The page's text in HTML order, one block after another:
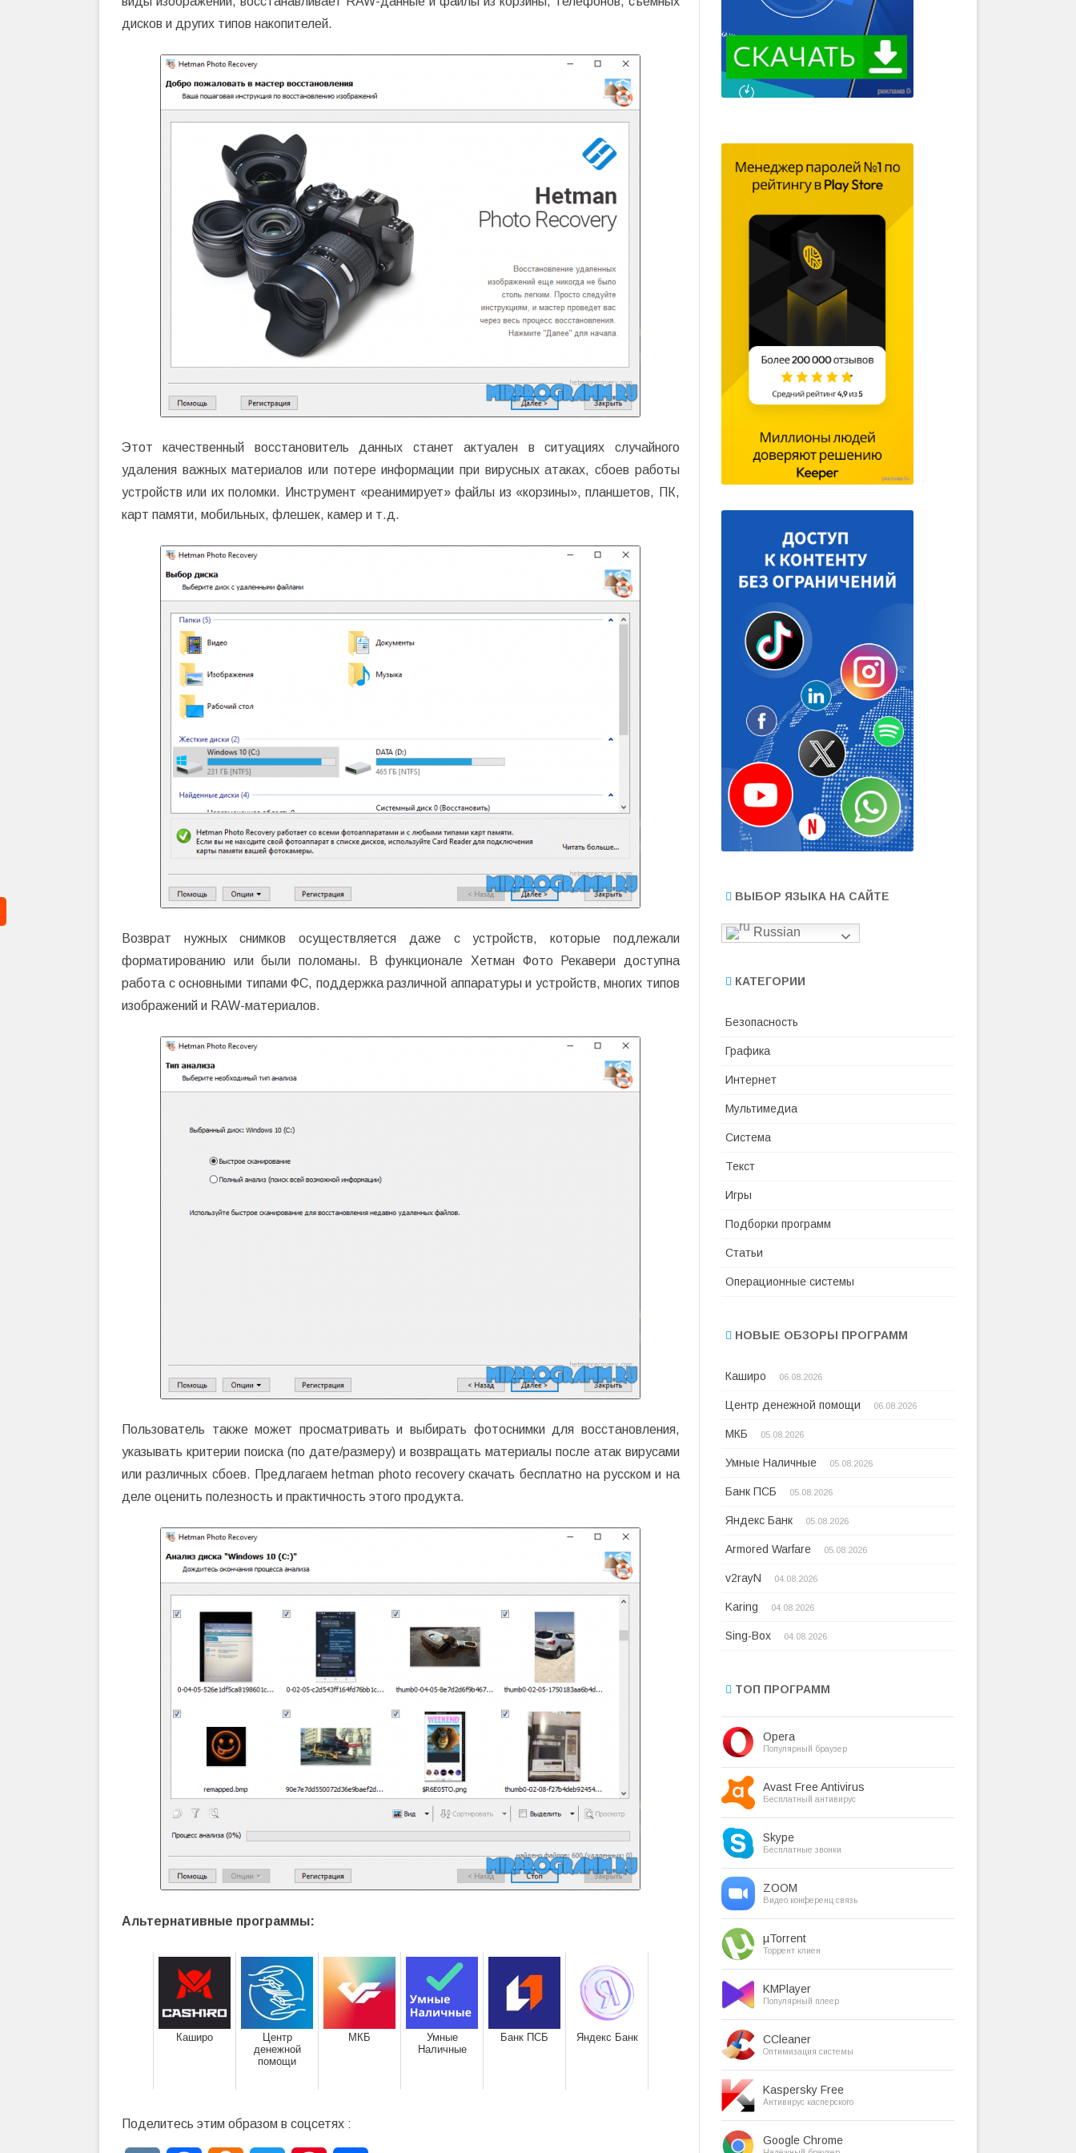
дисков и других типов накопителей.
Этот качественный восстановитель данных станет актуален в ситуациях случайного
удаления важных материалов или потере информации при вирусных атаках, сбоев работы
устройств или их поломки. Инструмент «реанимирует» файлы из «корзины», планшетов, ПК,
карт памяти, мобильных, флешек, камер и т.д.
Возврат нужных снимков осуществляется даже с устройств, которые подлежали
форматированию или были поломаны. В функционале Хетман Фото Рекавери доступна
работа с основными типами ФС, поддержка различной аппаратуры и устройств, многих типов
изображений и RAW-материалов.
Пользователь также может просматривать и выбирать фотоснимки для восстановления,
указывать критерии поиска (по дате/размеру) и возвращать материалы после атак вирусами
или различных сбоев. Предлагаем hetman photo recovery скачать бесплатно на русском и на
деле оценить полезность и практичность этого продукта.
Альтернативные программы:
Каширо
Центр
денежной
помощи
МКБ
Умные
Наличные
Банк ПСБ Яндекс Банк
Поделитесь этим образом в соцсетях :
ВЫБОР ЯЗЫКА НА САЙТЕ
Russian
КАТЕГОРИИ
Безопасность
Графика
Интернет
Мультимедиа
Система
Текст
Игры
Подборки программ
Статьи
Операционные системы
НОВЫЕ ОБЗОРЫ ПРОГРАММ
Каширо 06.08.2026
Центр денежной помощи 06.08.2026
МКБ 05.08.2026
Умные Наличные 05.08.2026
Банк ПСБ 05.08.2026
Яндекс Банк 05.08.2026
Armored Warfare 05.08.2026
v2rayN 04.08.2026
Karing 04.08.2026
Sing-Box 04.08.2026
ТОП ПРОГРАММ
Opera
Популярный браузер
Avast Free Antivirus
Бесплатный антивирус
Skype
Бесплатные звонки
ZOOM
Видео конференц связь
µTorrent
Торрент клиен
KMPlayer
Популярный плеер
CCleaner
Оптимизация системы
Kaspersky Free
Антивирус касперского
Google Chrome